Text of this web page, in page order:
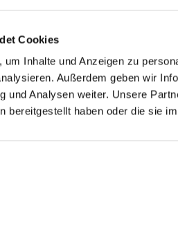
Cookies
Inhalte und Anzeigen zu
Außerdem geben wir
und Analysen weiter. Unsere
bereitgestellt haben oder die sie